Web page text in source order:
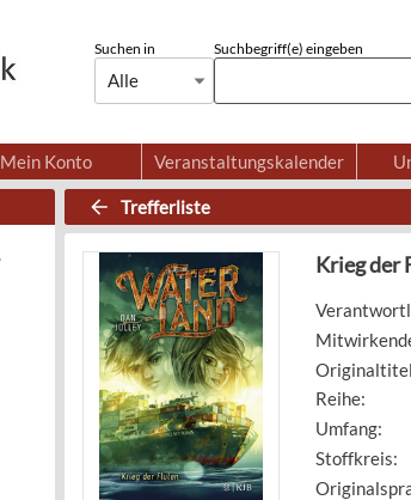
Suchen in
Alle
Suchbegriff(e) eingeben
Mein Konto Veranstaltungskalender
Trefferliste
Krieg der
Originaltitel
Reihe:
Umfang:
Stoffkreis: